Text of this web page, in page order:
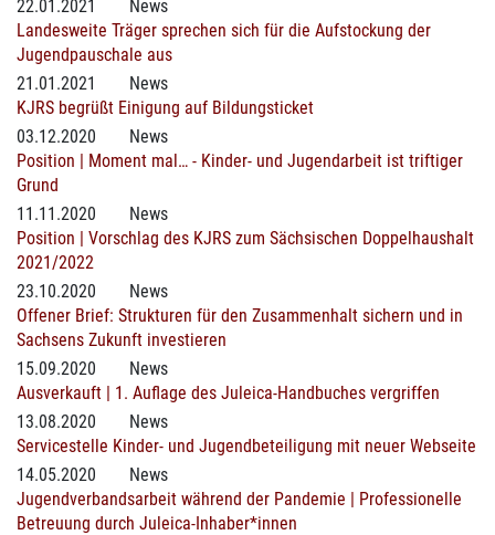
22.01.2021
News
Landesweite Träger sprechen sich für die Aufstockung der
Jugendpauschale aus
21.01.2021
News
KJRS begrüßt Einigung auf Bildungsticket
03.12.2020
News
Position | Moment mal… - Kinder- und Jugendarbeit ist triftiger
Grund
11.11.2020
News
Position | Vorschlag des KJRS zum Sächsischen Doppelhaushalt
2021/2022
23.10.2020
News
Offener Brief: Strukturen für den Zusammenhalt sichern und in
Sachsens Zukunft investieren
15.09.2020
News
Ausverkauft | 1. Auflage des Juleica-Handbuches vergriffen
13.08.2020
News
Servicestelle Kinder- und Jugendbeteiligung mit neuer Webseite
14.05.2020
News
Jugendverbandsarbeit während der Pandemie | Professionelle
Betreuung durch Juleica-Inhaber*innen